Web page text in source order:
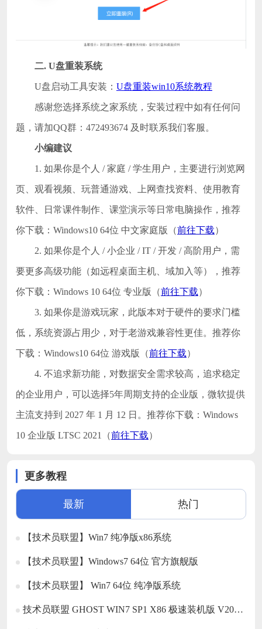
二. U盘重装系统
U盘启动工具安装： U盘重装win10系统教程
感谢您选择系统之家系统，安装过程中如有任何问
题，请加QQ群：472493674 及时联系我们客服。
小编建议
1. 如果你是个人 / 家庭 / 学生用户，主要进行浏览网
页、观看视频、玩普通游戏、上网查找资料、使用教育
软件、日常课件制作、课堂演示等日常电脑操作，推荐
你下载：Windows10 64位 中文家庭版（前往下载）
2. 如果你是个人 / 小企业 / IT / 开发 / 高阶用户，需
要更多高级功能（如远程桌面主机、域加入等），推荐
你下载：Windows 10 64位 专业版（前往下载）
3. 如果你是游戏玩家，此版本对于硬件的要求门槛
低，系统资源占用少，对于老游戏兼容性更佳。推荐你
下载：Windows10 64位 游戏版（前往下载）
4. 不追求新功能，对数据安全需求较高，追求稳定
的企业用户，可以选择5年周期支持的企业版，微软提供
主流支持到 2027 年 1 月 12 日。推荐你下载：Windows
10 企业版 LTSC 2021（前往下载）
更多教程
最新 热门
【技术员联盟】Win7 纯净版x86系统
【技术员联盟】Windows7 64位 官方旗舰版
【技术员联盟】 Win7 64位 纯净版系统
技术员联盟 GHOST WIN7 SP1 X86 极速装机版 V2017.02 (